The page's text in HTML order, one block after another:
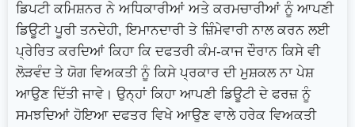
ਡਿਪਟੀ ਕਮਿਸ਼ਨਰ ਨੇ ਅਧਿਕਾਰੀਆਂ ਅਤੇ ਕਰਮਚਾਰੀਆਂ ਨੂੰ ਆਪਣੀ
ਡਿਊਟੀ ਪੂਰੀ ਤਨਦੇਹੀ, ਇਮਾਨਦਾਰੀ ਤੇ ਜ਼ਿੰਮੇਵਾਰੀ ਨਾਲ ਕਰਨ ਲਈ
ਪ੍ਰੇਰਿਤ ਕਰਦਿਆਂ ਕਿਹਾ ਕਿ ਦਫਤਰੀ ਕੰਮ-ਕਾਜ ਦੌਰਾਨ ਕਿਸੇ ਵੀ
ਲੋੜਵੰਦ ਤੇ ਯੋਗ ਵਿਅਕਤੀ ਨੂੰ ਕਿਸੇ ਪ੍ਰਕਾਰ ਦੀ ਮੁਸ਼ਕਲ ਨਾ ਪੇਸ਼
ਆਉਣ ਦਿੱਤੀ ਜਾਵੇ। ਉਨ੍ਹਾਂ ਕਿਹਾ ਆਪਣੀ ਡਿਊਟੀ ਦੇ ਫਰਜ਼ ਨੂੰ
ਸਮਝਦਿਆਂ ਹੋਇਆ ਦਫਤਰ ਵਿਖੇ ਆਉਣ ਵਾਲੇ ਹਰੇਕ ਵਿਅਕਤੀ